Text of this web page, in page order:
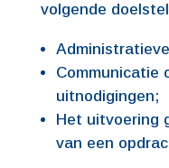
volgende
Communicatie
uitnodigingen;
Het uitvoering
van een